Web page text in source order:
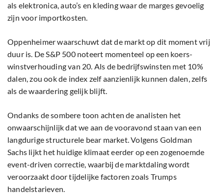
als elektronica, auto’s en kleding waar de marges gevoelig
zijn voor importkosten.
Oppenheimer waarschuwt dat de markt op dit moment vrij
duur is. De S&P 500 noteert momenteel op een koers-
winstverhouding van 20. Als de bedrijfswinsten met 10%
dalen, zou ook de index zelf aanzienlijk kunnen dalen, zelfs
als de waardering gelijk blijft.
Ondanks de sombere toon achten de analisten het
onwaarschijnlijk dat we aan de vooravond staan van een
langdurige structurele bear market. Volgens Goldman
Sachs lijkt het huidige klimaat eerder op een zogenoemde
event-driven correctie, waarbij de marktdaling wordt
veroorzaakt door tijdelijke factoren zoals Trumps
handelstarieven.